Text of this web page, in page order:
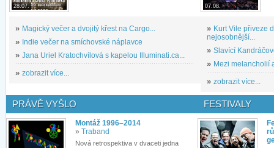
28.07.
» Magický večer a dvojitý křest na Cargo...
» Indie večer na smíchovské náplavce
» Jana Uriel Kratochvílová s kapelou Illuminati.ca...
» zobrazit více...
07.08.
» Kurt Vile přiveze
nejosobnější...
» Slavící
» Mezi melancholií
» zobrazit více...
PRÁVĚ VYŠLO
Montáž 1996–2014
» Traband
Nová retrospektiva v dvaceti jedna
FESTIVALY